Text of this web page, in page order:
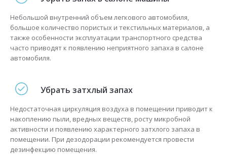
Небольшой внутренний объем легкового автомобиля,
большое количество пористых и текстильных материалов, а
также особенности эксплуатации транспортного средства
часто приводят к появлению неприятного запаха в салоне
автомобиля.
Убрать затхлый запах
Недостаточная циркуляция воздуха в помещении приводит к
накоплению пыли, вредных веществ, росту микробной
активности и появлению характерного затхлого запаха в
помещении. При дезодорации рекомендуется провести
дезинфекцию помещения.